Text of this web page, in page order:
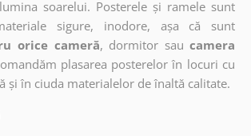
soarelui. Posterele și ramele sunt
sigure, inodore, așa că sunt
orice cameră, dormitor sau camera
plasarea posterelor în locuri cu
și în ciuda materialelor de înaltă calitate.